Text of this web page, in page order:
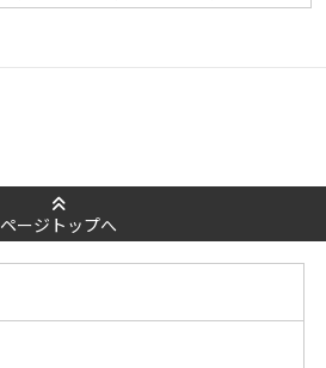
ページトップへ